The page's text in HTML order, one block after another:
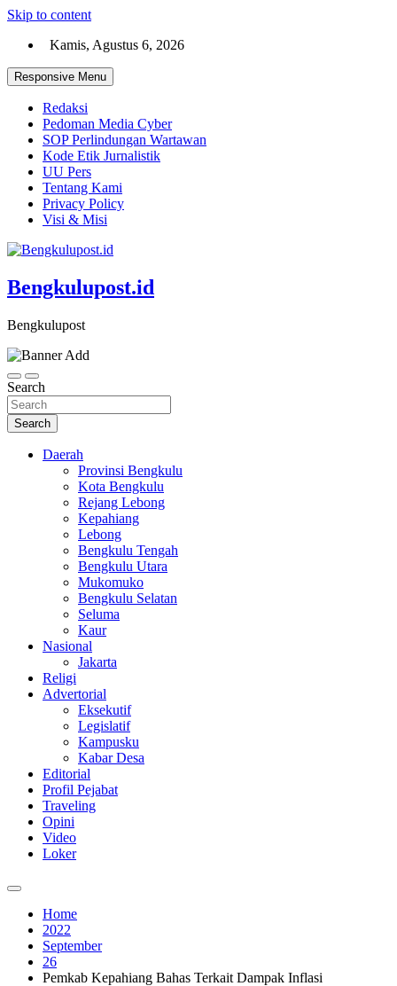
Skip to content
Kamis, Agustus 6, 2026
Responsive Menu
Redaksi
Pedoman Media Cyber
SOP Perlindungan Wartawan
Kode Etik Jurnalistik
UU Pers
Tentang Kami
Privacy Policy
Visi & Misi
Bengkulupost.id
Bengkulupost
Search
Search
Daerah
Provinsi Bengkulu
Kota Bengkulu
Rejang Lebong
Kepahiang
Lebong
Bengkulu Tengah
Bengkulu Utara
Mukomuko
Bengkulu Selatan
Seluma
Kaur
Nasional
Jakarta
Religi
Advertorial
Eksekutif
Legislatif
Kampusku
Kabar Desa
Editorial
Profil Pejabat
Traveling
Opini
Video
Loker
Home
2022
September
26
Pemkab Kepahiang Bahas Terkait Dampak Inflasi